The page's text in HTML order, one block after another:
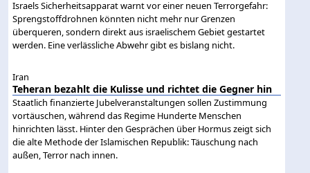
Israels Sicherheitsapparat warnt vor einer neuen Terrorgefahr:
Sprengstoffdrohnen könnten nicht mehr nur Grenzen
überqueren, sondern direkt aus israelischem Gebiet gestartet
werden. Eine verlässliche Abwehr gibt es bislang nicht.
Iran
Teheran bezahlt die Kulisse und richtet die Gegner hin
Staatlich finanzierte Jubelveranstaltungen sollen Zustimmung
vortäuschen, während das Regime Hunderte Menschen
hinrichten lässt. Hinter den Gesprächen über Hormus zeigt sich
die alte Methode der Islamischen Republik: Täuschung nach
außen, Terror nach innen.